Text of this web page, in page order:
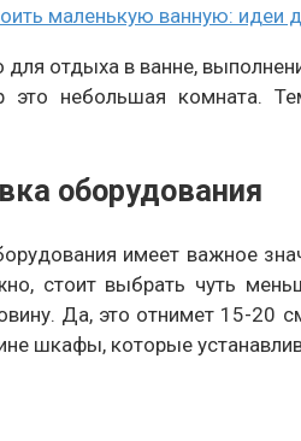
маленькую ванную: идеи
отдыха в ванне,
это небольшая комната.
оборудования
имеет важное
стоит выбрать чуть
Да, это отнимет 15-20
шкафы, которые